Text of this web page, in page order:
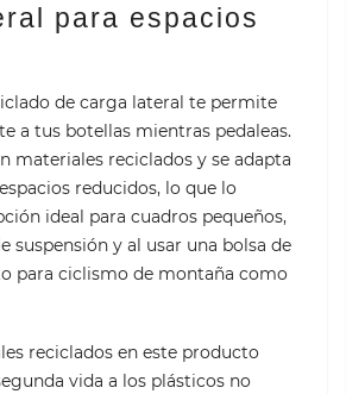
para espacios
de carga lateral te permite
a tus botellas mientras pedaleas.
materiales reciclados y se adapta
reducidos, lo que lo
ideal para cuadros pequeños,
suspensión y al usar una bolsa de
para ciclismo de montaña como
reciclados en este producto
vida a los plásticos no